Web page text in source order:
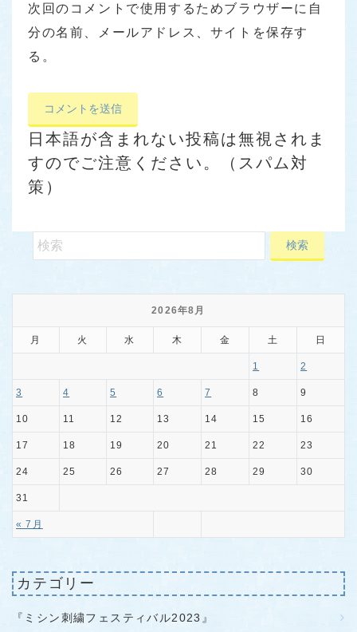
次回のコメントで使用するためブラウザーに自
分の名前、メールアドレス、サイトを保存す
る。
日本語が含まれない投稿は無視されま
すのでご注意ください。（スパム対
策）
2026年8月
月 火 水 木 金 土 日
« 7月
1 2
3 4 5 6 7 8 9
10 11 12 13 14 15 16
17 18 19 20 21 22 23
24 25 26 27 28 29 30
31
カテゴリー
『ミシン刺繍フェスティバル2023』